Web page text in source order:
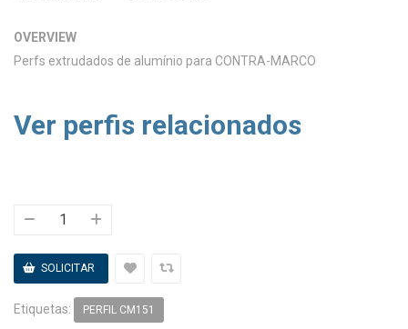
OVERVIEW
Perfs extrudados de alumínio para CONTRA-MARCO
Ver perfis relacionados
Etiquetas: PERFIL CM151